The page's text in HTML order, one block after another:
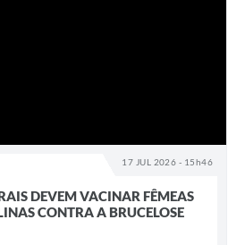
17 JUL 2026 - 15h46
DEVEM VACINAR FÊMEAS
CONTRA A BRUCELOSE